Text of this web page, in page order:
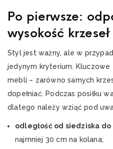
Po pierwsze:
wysokość
Styl jest ważny, ale w
jedynym kryterium. Kluczowe
mebli – zarówno samych
dopełniać. Podczas posiłku
dlatego należy wziąć pod
odległość od siedziska
najmniej 30 cm na kolana;